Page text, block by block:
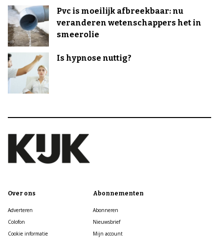
Pvc is moeilijk afbreekbaar: nu
veranderen wetenschappers het in
smeerolie
Is hypnose nuttig?
Over ons
Adverteren
Colofon
Cookie informatie
Abonnementen
Abonneren
Nieuwsbrief
Mijn account